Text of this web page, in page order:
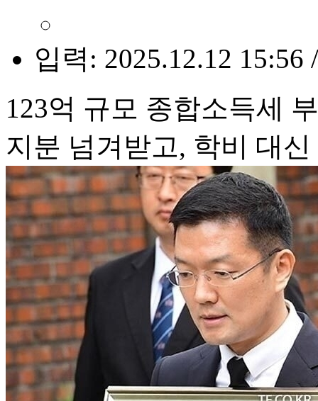
입력: 2025.12.12 15:56
123억 규모 종합소득세
지분 넘겨받고, 학비 대